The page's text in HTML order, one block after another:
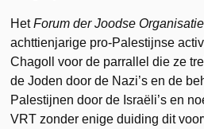
HetForum der Joodse Organisatie
achttienjarige pro-Palestijnse
Chagoll voor de parrallel die ze
de Joden door de Nazi’s en de
Palestijnen door de Israëli’s en
VRT zonder enige duiding dit